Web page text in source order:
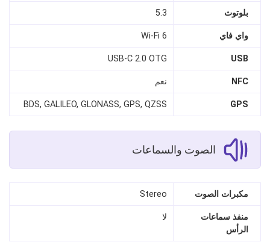
بلوتوث 5.3
واي فاي Wi‑Fi 6
USB
USB‑C 2.0 OTG
NFC نعم
GPS
BDS, GALILEO, GLONASS, GPS, QZSS
الصوت والسماعات
مكبرات الصوت Stereo
منفذ سماعات
الرأس
لا